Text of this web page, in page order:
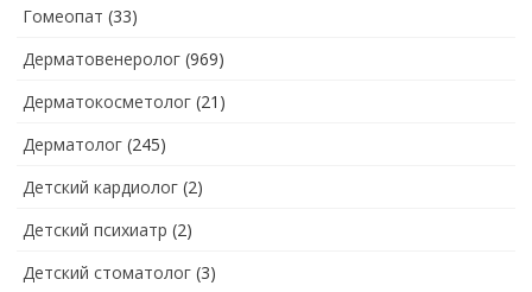
Гомеопат (33)
Дерматовенеролог (969)
Дерматокосметолог (21)
Дерматолог (245)
Детский кардиолог (2)
Детский психиатр (2)
Детский стоматолог (3)